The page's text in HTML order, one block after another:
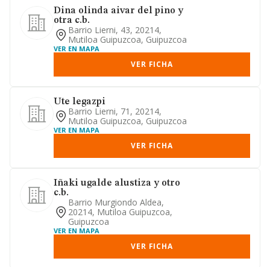
Dina olinda aivar del pino y
otra c.b.
Barrio Lierni, 43, 20214,
Mutiloa Guipuzcoa, Guipuzcoa
VER EN MAPA
VER FICHA
Ute legazpi
Barrio Lierni, 71, 20214,
Mutiloa Guipuzcoa, Guipuzcoa
VER EN MAPA
VER FICHA
Iñaki ugalde alustiza y otro
c.b.
Barrio Murgiondo Aldea,
20214, Mutiloa Guipuzcoa,
Guipuzcoa
VER EN MAPA
VER FICHA